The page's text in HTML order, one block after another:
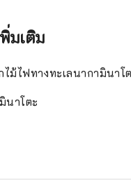
มเติม
ม้ไฟทางทะเลนากามินาโ
นาโตะ